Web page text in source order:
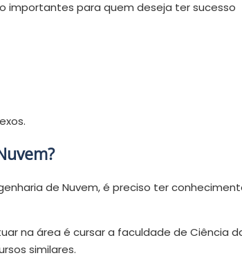
importantes para quem deseja ter sucesso
de Nuvem, é preciso ter
na área é cursar a faculdade de Ciência
similares.